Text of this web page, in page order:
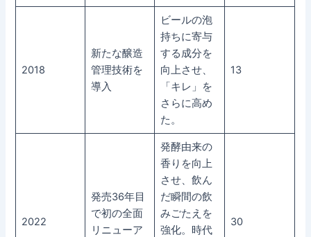
2018
新たな醸造
管理技術を
導入
ビールの泡
持ちに寄与
する成分を
向上させ、
「キレ」を
さらに高め
た。
13
2022
発売36年目
で初の全面
リニューア
発酵由来の
香りを向上
させ、飲ん
だ瞬間の飲
みごたえを
強化。時代
30